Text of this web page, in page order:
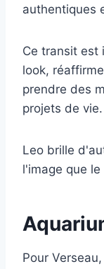
authentiques
Ce transit est
look,
prendre des
projets de vie.
Leo brille
l'image que
Pour